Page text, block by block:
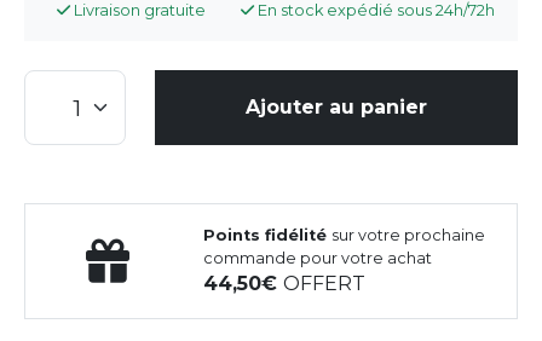
Livraison gratuite En stock expédié sous 24h/72h
Ajouter au panier
Points fidélité sur votre prochaine
commande pour votre achat
44,50OFFERT